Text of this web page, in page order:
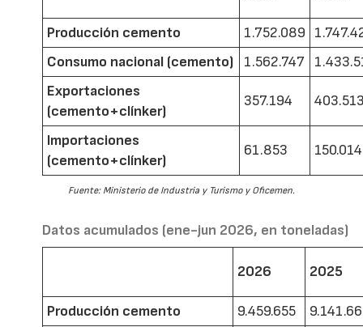
Producción cemento 1.752.089
Consumo nacional (cemento)
1.562.747
Exportaciones
(cemento+clínker)
357.194
Importaciones
(cemento+clínker)
61.853 150.014
Fuente: Ministerio de Industria y Turismo y Oficemen.
Datos acumulados (ene-jun 2026, en toneladas)
2026 2025
Producción cemento 9.459.655